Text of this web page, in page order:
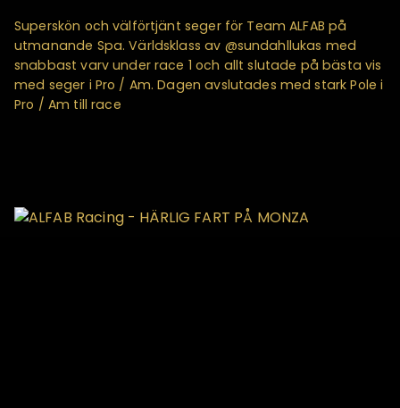
Superskön och välförtjänt seger för Team ALFAB på
utmanande Spa. Världsklass av @sundahllukas med
snabbast varv under race 1 och allt slutade på bästa vis
med seger i Pro / Am. Dagen avslutades med stark Pole i
Pro / Am till race